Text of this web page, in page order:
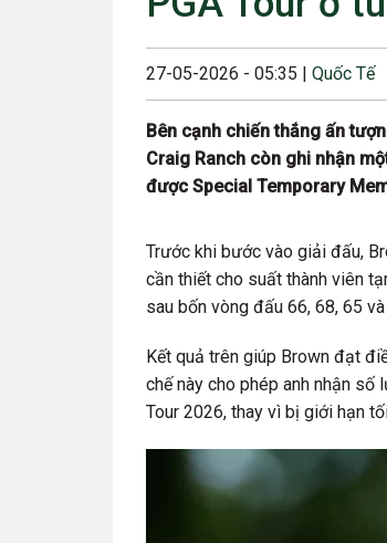
27-05-2026 - 05:35 | Quốc Tế
Bên cạnh chiến thắng ấn
Craig Ranch còn ghi nhận
được Special Temporary
Trước khi bước vào giải đấu,
cần thiết cho suất thành viên
sau bốn vòng đấu 66, 68, 65
Kết quả trên giúp Brown đạt
chế này cho phép anh nhận
Tour 2026, thay vì bị giới hạn